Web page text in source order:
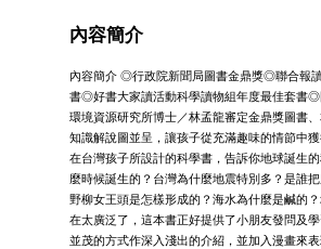
內容簡介
內容簡介 ◎行政院新聞局圖書金鼎獎◎聯合報
書◎好書大家讀活動科學讀物組年度最佳套書◎
環境資源研究所博士／林孟龍審定金鼎獎圖書
知識解說圖並呈，讓孩子從充滿趣味的情節中
在台灣孩子所設計的科學書，告訴你地球誕生
麼時候誕生的？台灣為什麼地震特別多？是誰
野柳女王頭是怎樣形成的？海水為什麼是鹹的
在太廣泛了，這本書正好提供了小朋友發問及
並茂的方式作深入淺出的介紹，並加入漫畫來